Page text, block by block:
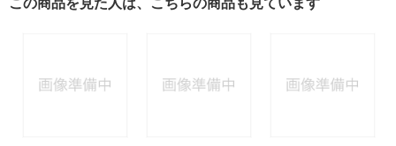
この商品を見た人は、こちらの商品も見ています